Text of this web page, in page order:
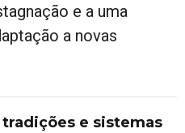
e a uma
a novas
e sistemas